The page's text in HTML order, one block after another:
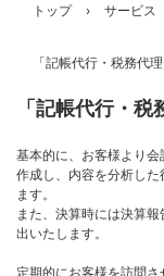
トップ › サービス
「記帳代行・税務代
「記帳代行・税
基本的に、お客様より
作成し、内容を分析し
ます。
また、決算時には決算
出いたします。
定期的にお客様を訪問